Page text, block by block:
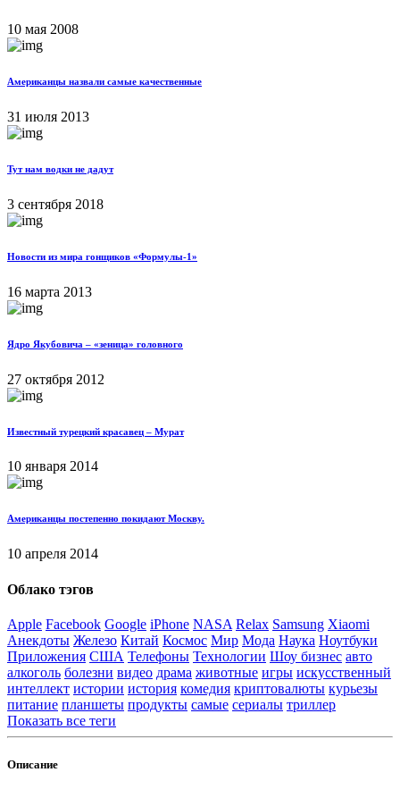
10 мая 2008
Американцы назвали самые качественные
31 июля 2013
Тут нам водки не дадут
3 сентября 2018
Новости из мира гонщиков «Формулы-1»
16 марта 2013
Ядро Якубовича – «зеница» головного
27 октября 2012
Известный турецкий красавец – Мурат
10 января 2014
Американцы постепенно покидают Москву.
10 апреля 2014
Облако тэгов
Apple Facebook Google iPhone NASA Relax Samsung Xiaomi
Анекдоты Железо Китай Космос Мир Мода Наука Ноутбуки
Приложения США Телефоны Технологии Шоу бизнес авто
алкоголь болезни видео драма животные игры искусственный
интеллект истории история комедия криптовалюты курьезы
питание планшеты продукты самые сериалы триллер
Показать все теги
Описание